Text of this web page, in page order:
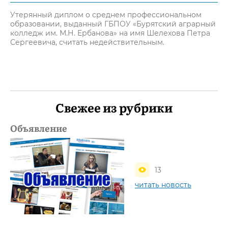
Утерянный диплом о среднем профессиональном
образовании, выданный ГБПОУ «Бурятский аграрный
колледж им. М.Н. Ербанова» на имя Шелехова Петра
Сергеевича, считать недействительным.
Свежее из рубрики
Объявление
13
читать новость